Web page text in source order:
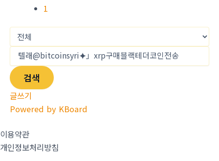
1
검색
글쓰기
Powered by KBoard
이용약관
개인정보처리방침